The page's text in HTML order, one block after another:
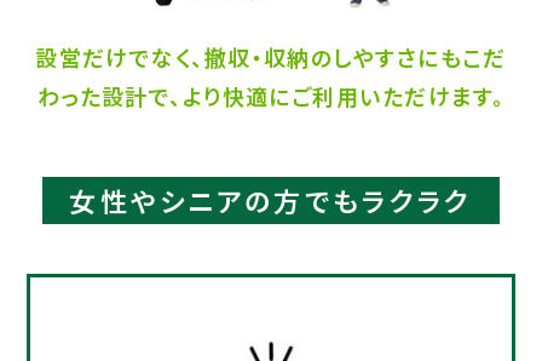
設営だけでなく、撤収・収納のしやすさにもこだ
わった設計で、​より快適にご利用いただけます。​
女性やシニアの方でもラクラク​